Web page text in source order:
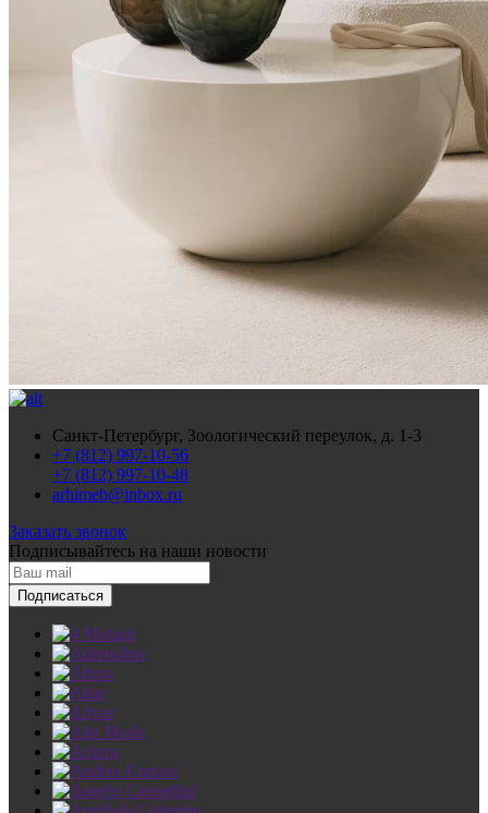
Санкт-Петербург, Зоологический переулок, д. 1-3
+7 (812) 997-10-56
+7 (812) 997-10-48
arhimeb@inbox.ru
Заказать звонок
Подписывайтесь на наши новости